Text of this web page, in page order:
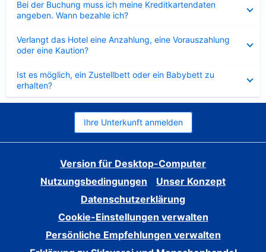
Bei der Buchung muss ich meine Kreditkartendaten
angeben. Wann bezahle ich?
Verlangt das Hotel eine Anzahlung, eine Vorauszahlung
oder eine Kaution?
Ist es möglich, ein Zustellbett oder ein Babybett zu
erhalten?
Ihre Unterkunft anmelden
Version für Desktop-Computer
Nutzungsbedingungen
Unser Konzept
Datenschutzerklärung
Cookie-Einstellungen verwalten
Persönliche Empfehlungen verwalten